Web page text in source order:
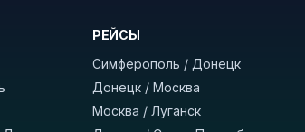
РЕЙСЫ
Симферополь / Донецк
Донецк / Москва
Москва / Луганск